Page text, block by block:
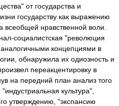
от государства и
государству как выражению
всеобщей нравственной воли.
социалистская "революция
концепциями в
обнаружила их одиозность и
переакцентировку в
на передний план анализ того
культура",
утверждению, "экспансию